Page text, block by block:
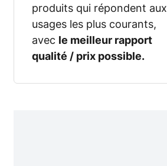
produits qui répondent aux
usages les plus courants,
avec
le meilleur rapport
qualité / prix possible.